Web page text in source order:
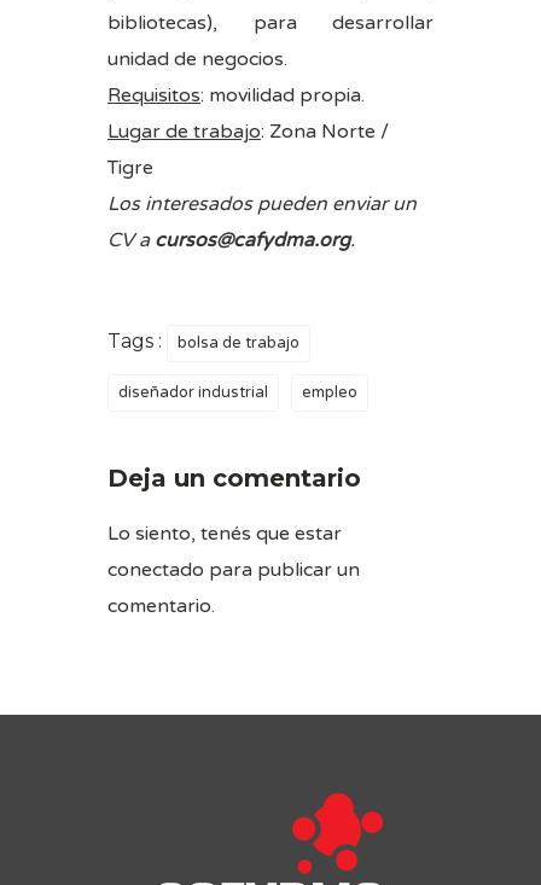
bibliotecas), para desarrollar
unidad de negocios.
Requisitos: movilidad propia.
Lugar de trabajo: Zona Norte /
Tigre
Los interesados pueden enviar un
CV a cursos@cafydma.org.
Tags : bolsa de trabajo
diseñador industrial empleo
Deja un comentario
Lo siento, tenés que estar
conectado para publicar un
comentario.